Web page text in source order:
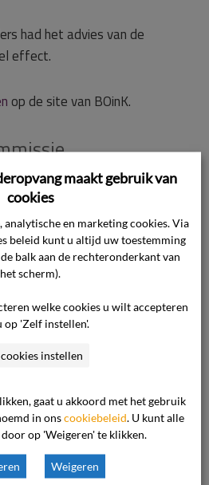
had het advies van de
effect.
op de site van BOinK.
kan gevraagd of
aan de
over verschillende
prijswijzigingen van de
overde rol van de
.
voor ouders en
maakt gebruik van
cookies
en marketing cookies. Via
beleid kunt u altijd uw toestemming
balk aan de rechteronderkant van
het scherm).
welke cookies u wilt accepteren
op 'Zelf instellen'.
instellen
gaat u akkoord met het gebruik
in onscookiebeleid . U kunt alle
op 'Weigeren' te klikken.
Weigeren